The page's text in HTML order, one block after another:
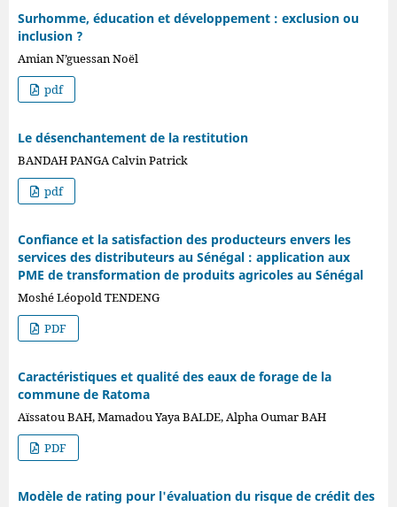
Surhomme, éducation et développement : exclusion ou
inclusion ?
Amian N’guessan Noël
pdf
Le désenchantement de la restitution
BANDAH PANGA Calvin Patrick
pdf
Confiance et la satisfaction des producteurs envers les
services des distributeurs au Sénégal : application aux
PME de transformation de produits agricoles au Sénégal
Moshé Léopold TENDENG
PDF
Caractéristiques et qualité des eaux de forage de la
commune de Ratoma
Aïssatou BAH, Mamadou Yaya BALDE, Alpha Oumar BAH
PDF
Modèle de rating pour l'évaluation du risque de crédit des